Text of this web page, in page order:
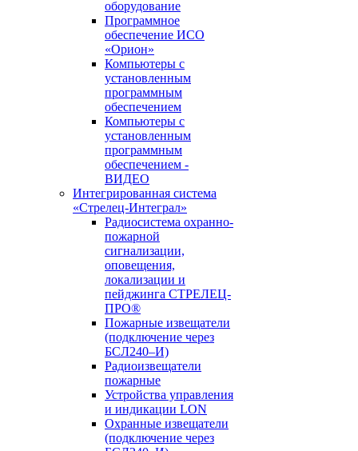
оборудование
Программное
обеспечение ИСО
«Орион»
Компьютеры с
установленным
программным
обеспечением
Компьютеры с
установленным
программным
обеспечением -
ВИДЕО
Интегрированная система
«Стрелец-Интеграл»
Радиосистема охранно-
пожарной
сигнализации,
оповещения,
локализации и
пейджинга СТРЕЛЕЦ-
ПРО®
Пожарные извещатели
(подключение через
БСЛ240–И)
Радиоизвещатели
пожарные
Устройства управления
и индикации LON
Охранные извещатели
(подключение через